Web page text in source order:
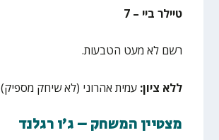
טיילר ביי – 7
רשם לא מעט הטבעות.
ללא ציון: עמית אהרוני (לא שיחק מספיק)
מצטיין המשחק – ג'ו רגלנד